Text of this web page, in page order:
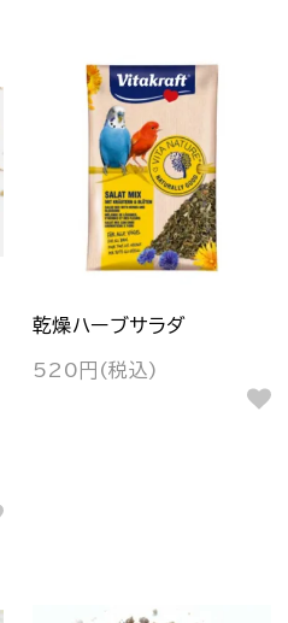
乾燥ハーブサラダ
520円(税込)